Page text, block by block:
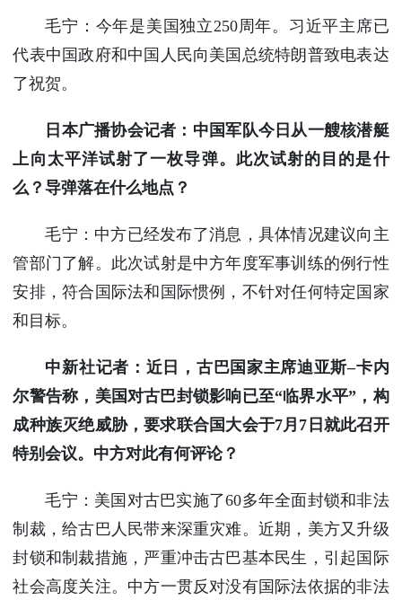
毛宁：今年是美国独立250周年。习近平主席已
代表中国政府和中国人民向美国总统特朗普致电表达
了祝贺。
日本广播协会记者：中国军队今日从一艘核潜艇
上向太平洋试射了一枚导弹。此次试射的目的是什
么？导弹落在什么地点？
毛宁：中方已经发布了消息，具体情况建议向主
管部门了解。此次试射是中方年度军事训练的例行性
安排，符合国际法和国际惯例，不针对任何特定国家
和目标。
中新社记者：近日，古巴国家主席迪亚斯–卡内
尔警告称，美国对古巴封锁影响已至“临界水平”，构
成种族灭绝威胁，要求联合国大会于7月7日就此召开
特别会议。中方对此有何评论？
毛宁：美国对古巴实施了60多年全面封锁和非法
制裁，给古巴人民带来深重灾难。近期，美方又升级
封锁和制裁措施，严重冲击古巴基本民生，引起国际
社会高度关注。中方一贯反对没有国际法依据的非法